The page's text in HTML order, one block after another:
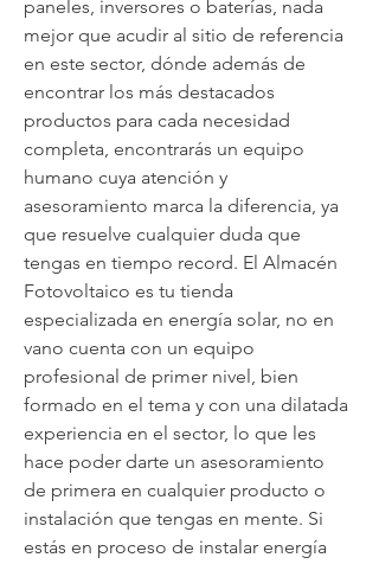
paneles, inversores o baterías, nada
mejor que acudir al sitio de referencia
en este sector, dónde además de
encontrar los más destacados
productos para cada necesidad
completa, encontrarás un equipo
humano cuya atención y
asesoramiento marca la diferencia, ya
que resuelve cualquier duda que
tengas en tiempo record. El Almacén
Fotovoltaico es tu tienda
especializada en energía solar, no en
vano cuenta con un equipo
profesional de primer nivel, bien
formado en el tema y con una dilatada
experiencia en el sector, lo que les
hace poder darte un asesoramiento
de primera en cualquier producto o
instalación que tengas en mente. Si
estás en proceso de instalar energía